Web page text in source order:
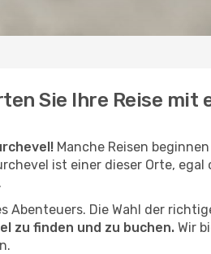
Sie Ihre Reise mit
Manche Reisen
ist einer dieser Orte,
Die Wahl der
zu finden und zu buchen. Wir